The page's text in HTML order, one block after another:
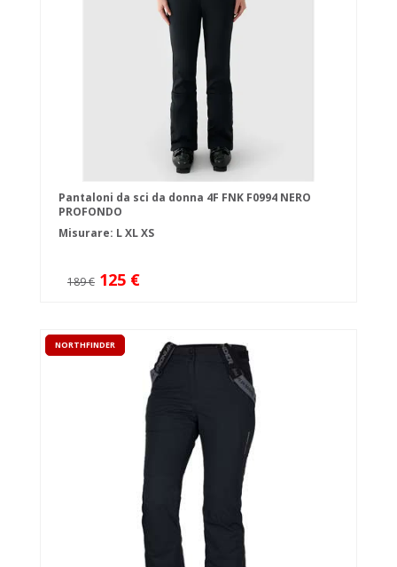
Pantaloni da sci da donna 4F FNK F0994 NERO
PROFONDO
Misurare: LXLXS
189 € 125 €
NORTHFINDER